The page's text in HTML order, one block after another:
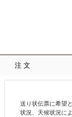
注文
送り状伝票に希望
状況、天候状況に